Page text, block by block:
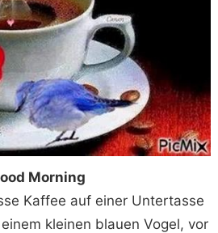
Morning
Kaffee auf einer Untertasse
kleinen blauen Vogel, vor